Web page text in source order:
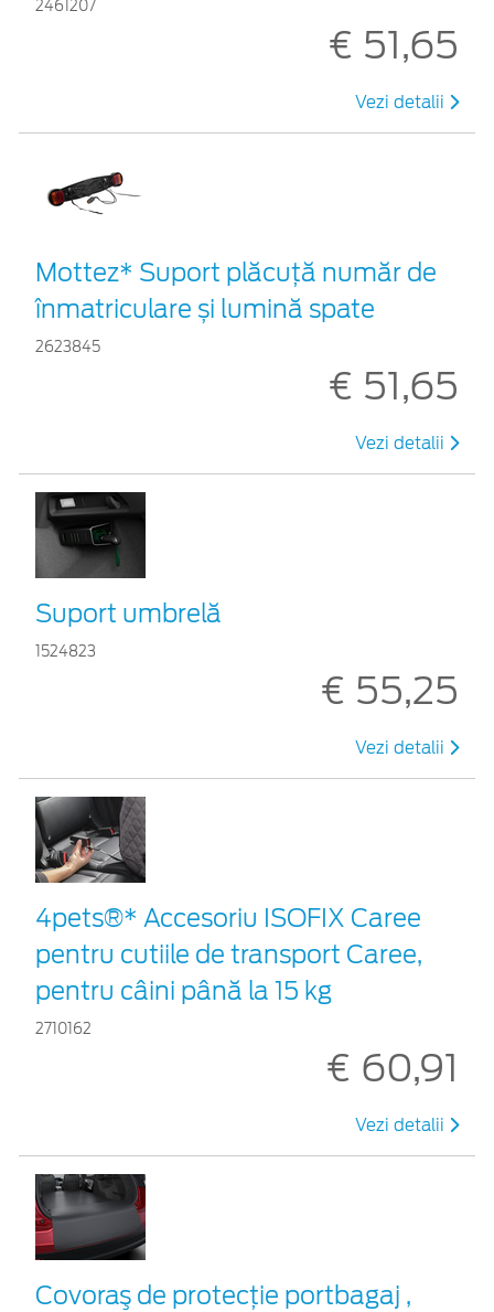
2461207
€ 51,65
Vezi detalii
Mottez* Suport plăcuță număr de
înmatriculare și lumină spate
2623845
€ 51,65
Vezi detalii
Suport umbrelă
1524823
€ 55,25
Vezi detalii
4pets®* Accesoriu ISOFIX Caree
pentru cutiile de transport Caree,
pentru câini până la 15 kg
2710162
€ 60,91
Vezi detalii
Covoraş de protecţie portbagaj ,